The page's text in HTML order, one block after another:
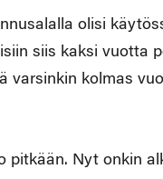
olisi
siis kaksi vuotta
kolmas
Nyt onkin